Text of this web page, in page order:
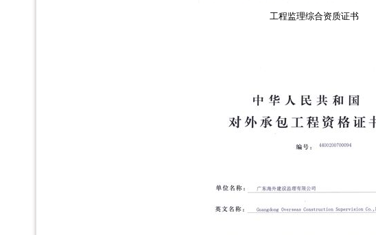
工程监理综合资质证书